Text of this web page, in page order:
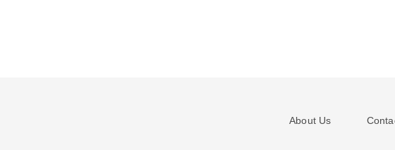
About Us